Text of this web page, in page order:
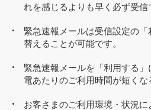
れを感じるよりも早く必ず受信
緊急速報メールは受信設定の
替えることが可能です。
緊急速報メールを「利用する
電あたりのご利用時間が短くな
お客さまのご利用環境・状況